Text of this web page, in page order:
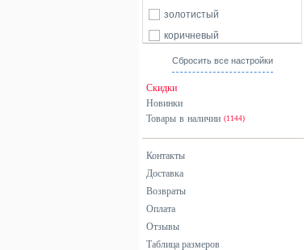
Billionaire Boys Club
Bjorn Borg
Blackskies
Bogner
BONDELID
Borsalino
Brixton
Buff
золотистый
коричневый
красный
розовый
серебристый
серый
хаки
черный
Сбросить все настройки
Скидки
Новинки
Товары в наличии (1144)
Контакты
Доставка
Возвраты
Оплата
Отзывы
Таблица размеров